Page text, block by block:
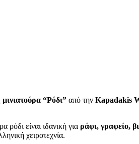
μινιατούρα “Ρόδι” από την Kapadakis
είναι ιδανική για ράφι, γραφείο,
χειροτεχνία.